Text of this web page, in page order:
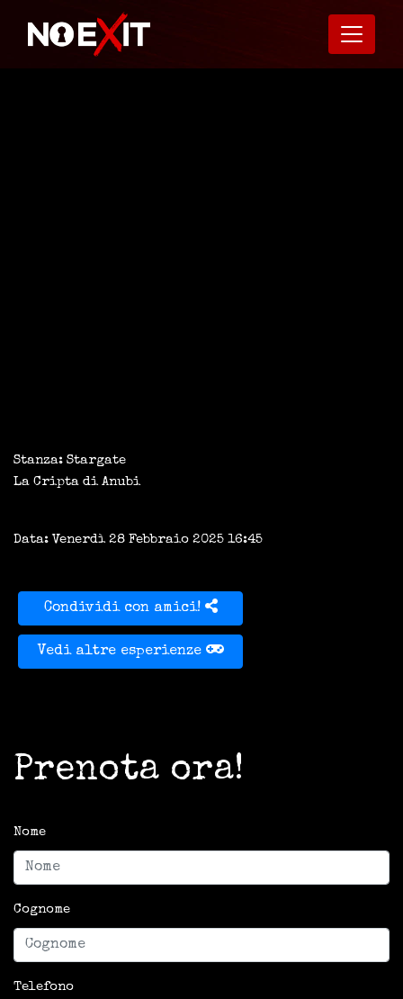
Stanza: Stargate
La Cripta di Anubi
Data: Venerdì 28 Febbraio 2025 16:45
Condividi con amici!
Vedi altre esperienze
Prenota ora!
Nome
Cognome
Telefono